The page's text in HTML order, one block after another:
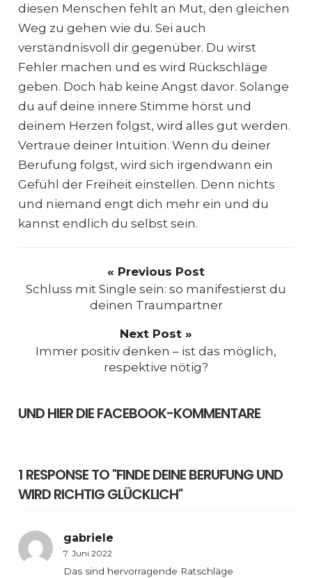
diesen Menschen fehlt an Mut, den gleichen
Weg zu gehen wie du. Sei auch
verständnisvoll dir gegenüber. Du wirst
Fehler machen und es wird Rückschläge
geben. Doch hab keine Angst davor. Solange
du auf deine innere Stimme hörst und
deinem Herzen folgst, wird alles gut werden.
Vertraue deiner Intuition. Wenn du deiner
Berufung folgst, wird sich irgendwann ein
Gefühl der Freiheit einstellen. Denn nichts
und niemand engt dich mehr ein und du
kannst endlich du selbst sein.
« Previous Post
Schluss mit Single sein: so manifestierst du
deinen Traumpartner
Next Post »
Immer positiv denken – ist das möglich,
respektive nötig?
UND HIER DIE FACEBOOK-KOMMENTARE
1 RESPONSE TO "FINDE DEINE BERUFUNG UND
WIRD RICHTIG GLÜCKLICH"
gabriele
7. Juni 2022
Das sind hervorragende Ratschläge